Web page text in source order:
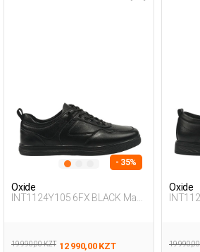
- 35%
Oxide
INT1124Y105 6FX BLACK Man
19 990,00 KZT 12 990,00 KZT
Oxide
19